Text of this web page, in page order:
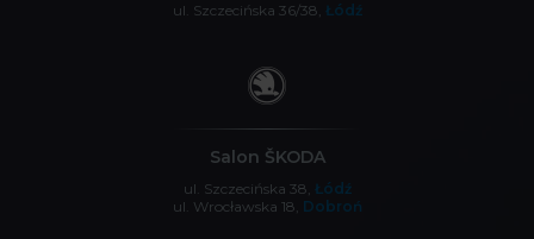
ul. Szczecińska 36/38, Łódź
Salon ŠKODA
ul. Szczecińska 38, Łódź
ul. Wrocławska 18, Dobroń